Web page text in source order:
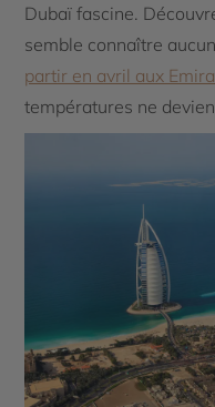
Dubaï fascine.
semble connaître
partir en avril aux
températures ne